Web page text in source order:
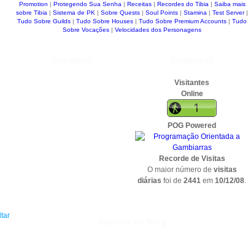
Promotion | Protegendo Sua Senha | Receitas| Recordes do Tibia | Saiba mais
sobre Tibia | Sistema de PK | Sobre Quests | Soul Points | Stamina | Test Server|
Tudo Sobre Guilds | Tudo Sobre Houses | Tudo Sobre Premium Accounts | Tudo
Sobre Vocações | Velocidades dos Personagens
Visitantes
Online
POG Powered
Recorde de Visitas
O maior número de visitas
diárias foi de 2441 em 10/12/08.